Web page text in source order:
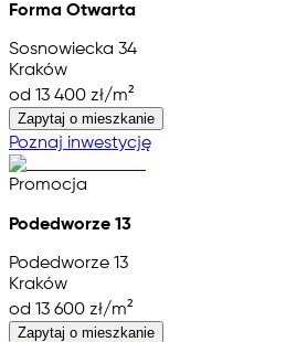
Forma Otwarta
Sosnowiecka 34
Kraków
od 13 400 zł/m²
Zapytaj o mieszkanie
Poznaj inwestycję
Promocja
Podedworze 13
Podedworze 13
Kraków
od 13 600 zł/m²
Zapytaj o mieszkanie